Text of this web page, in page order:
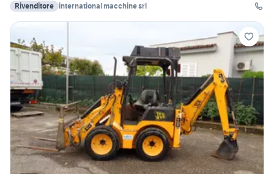
Rivenditore international macchine srl